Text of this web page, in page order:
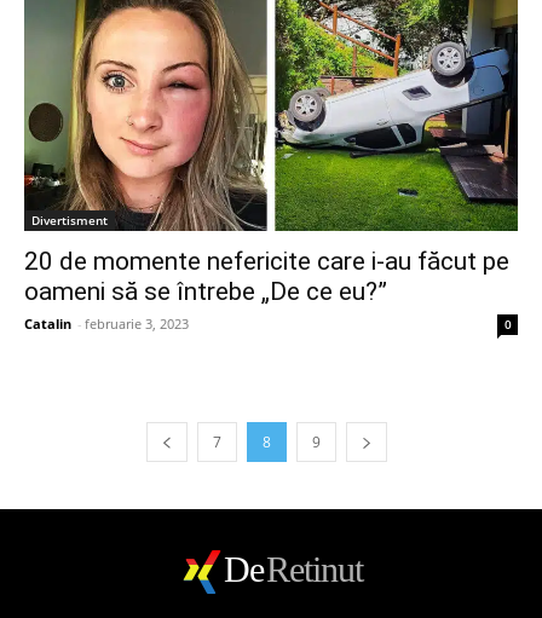
Divertisment
20 de momente nefericite care i-au făcut pe
oameni să se întrebe „De ce eu?”
Catalin - februarie 3, 2023 0
7 8 9
DeRetinut